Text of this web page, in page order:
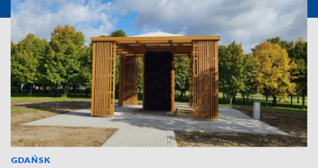
GDAŃSK